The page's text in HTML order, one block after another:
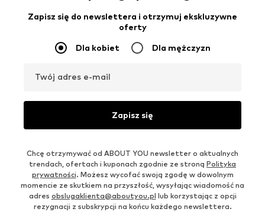
Zapisz się do newslettera i otrzymuj ekskluzywne
oferty
Dla kobiet Dla mężczyzn
Twój adres e-mail
Zapisz się
Chcę otrzymywać od ABOUT YOU newsletter o aktualnych
trendach, ofertach i kuponach zgodnie ze stroną Polityka
prywatności. Możesz wycofać swoją zgodę w dowolnym
momencie ze skutkiem na przyszłość, wysyłając wiadomość na
adres obslugaklienta@aboutyou.pl lub korzystając z opcji
rezygnacji z subskrypcji na końcu każdego newslettera.